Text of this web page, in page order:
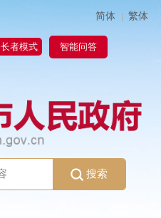
简体 | 繁体
长者模式 智能问答
搜索